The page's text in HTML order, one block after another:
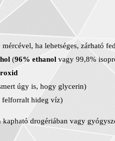
ha lehetséges, zárható
(96% ethanol vagy 99,8%
úgy is, hogy glycerin)
hideg víz)
drogériában vagy